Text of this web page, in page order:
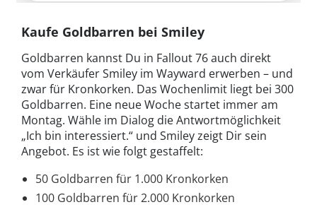
Kaufe Goldbarren bei Smiley
Goldbarren kannst Du in Fallout 76 auch direkt
vom Verkäufer Smiley im Wayward erwerben – und
zwar für Kronkorken. Das Wochenlimit liegt bei 300
Goldbarren. Eine neue Woche startet immer am
Montag. Wähle im Dialog die Antwortmöglichkeit
„Ich bin interessiert.“ und Smiley zeigt Dir sein
Angebot. Es ist wie folgt gestaffelt:
50 Goldbarren für 1.000 Kronkorken
100 Goldbarren für 2.000 Kronkorken